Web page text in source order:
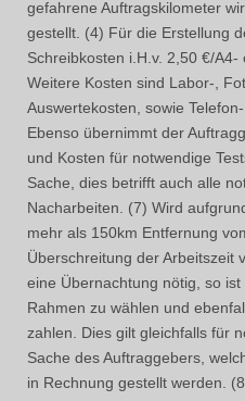
gefahrene Auftragskilometer
gestellt. (4) Für die Erstellung
Schreibkosten i.H.v. 2,50 €/
Weitere Kosten sind Labor-,
Auswertekosten, sowie
Ebenso übernimmt der
und Kosten für notwendige
Sache, dies betrifft auch alle
Nacharbeiten. (7) Wird
mehr als 150km Entfernung
Überschreitung der Arbeitszeit
eine Übernachtung nötig, so
Rahmen zu wählen und
zahlen. Dies gilt gleichfalls für
Sache des Auftraggebers,
in Rechnung gestellt werden.